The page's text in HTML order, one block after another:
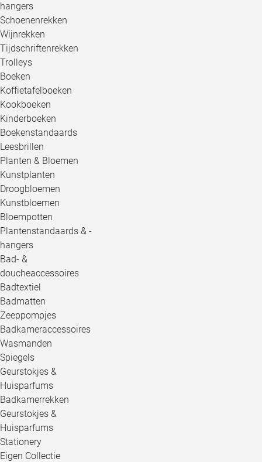
hangers
Schoenenrekken
Wijnrekken
Tijdschriftenrekken
Trolleys
Boeken
Koffietafelboeken
Kookboeken
Kinderboeken
Boekenstandaards
Leesbrillen
Planten & Bloemen
Kunstplanten
Droogbloemen
Kunstbloemen
Bloempotten
Plantenstandaards & -
hangers
Bad- &
doucheaccessoires
Badtextiel
Badmatten
Zeeppompjes
Badkameraccessoires
Wasmanden
Spiegels
Geurstokjes &
Huisparfums
Badkamerrekken
Geurstokjes &
Huisparfums
Stationery
Eigen Collectie